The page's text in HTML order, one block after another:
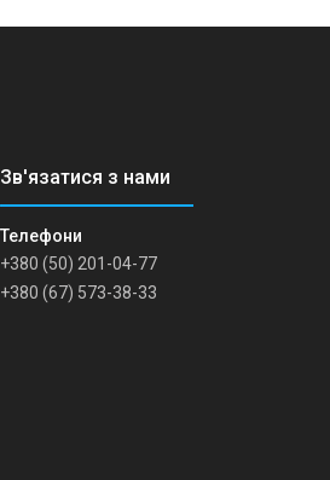
+380 (50) 201-04-77
+380 (67) 573-38-33